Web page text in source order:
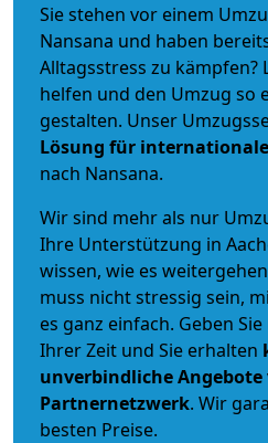
Sie stehen vor einem
Nansana und haben
Alltagsstress zu kämpfen?
helfen und den Umzug so
gestalten. Unser
Lösung für
nach Nansana.
Wir sind mehr als nur
Ihre Unterstützung in
wissen, wie es
muss nicht stressig sein,
es ganz einfach. Geben
Ihrer Zeit und Sie erhalten
unverbindlicheAngebote
Partnernetzwerk. Wir
besten Preise.